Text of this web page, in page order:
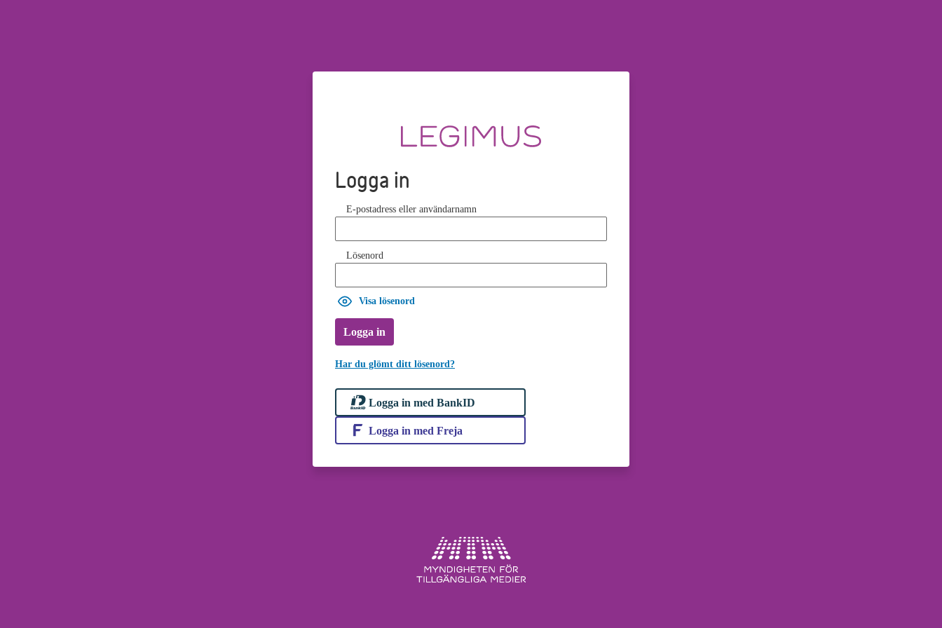
Logga in
E-postadress eller användarnamn
Lösenord
Visa lösenord
Logga in
Har du glömt ditt lösenord?
Logga in med BankID
Logga in med Freja